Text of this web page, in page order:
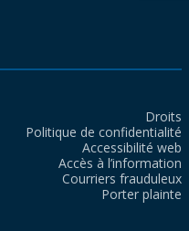
Droits
Politique de confidentialité
Accessibilité web
Accès à l’information
Courriers frauduleux
Porter plainte